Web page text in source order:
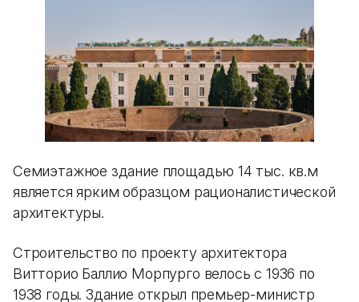
Семиэтажное здание площадью 14 тыс. кв.м
является ярким образцом рационалистической
архитектуры.
Строительство по проекту архитектора
Витторио Баллио Морпурго велось с 1936 по
1938 годы. Здание открыл премьер-министр